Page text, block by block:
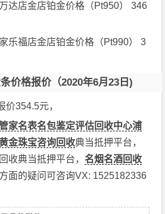
达店金店铂金价格（Pt950） 346
乐福店金店铂金价格（Pt990） 3
价格报价（2020年6月23日)
价354.5元，
家名表名包鉴定评估回收中心浦
黄金珠宝咨询回收典当抵押平台，
收典当抵押平台，名烟名酒回收
面的疑问可咨询VX: 1525182336